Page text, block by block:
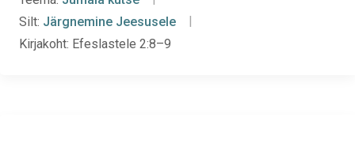
Silt: Järgnemine Jeesusele
Kirjakoht: Efeslastele 2:8–9